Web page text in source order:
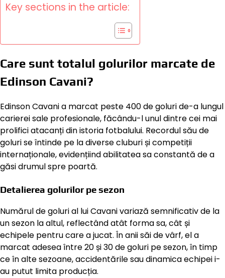
Key sections in the article:
Care sunt totalul golurilor marcate de
Edinson Cavani?
Edinson Cavani a marcat peste 400 de goluri de-a lungul
carierei sale profesionale, făcându-l unul dintre cei mai
prolifici atacanți din istoria fotbalului. Recordul său de
goluri se întinde pe la diverse cluburi și competiții
internaționale, evidențiind abilitatea sa constantă de a
găsi drumul spre poartă.
Detalierea golurilor pe sezon
Numărul de goluri al lui Cavani variază semnificativ de la
un sezon la altul, reflectând atât forma sa, cât și
echipele pentru care a jucat. În anii săi de vârf, el a
marcat adesea între 20 și 30 de goluri pe sezon, în timp
ce în alte sezoane, accidentările sau dinamica echipei i-
au putut limita producția.